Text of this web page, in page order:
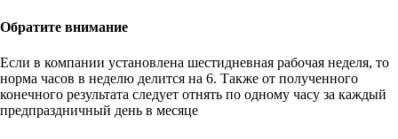
Обратите внимание
Если в компании установлена шестидневная рабочая неделя, то
норма часов в неделю делится на 6. Также от полученного
конечного результата следует отнять по одному часу за каждый
предпраздничный день в месяце